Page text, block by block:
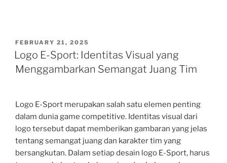
POSTED
ON
FEBRUARY 21, 2025
Logo E-Sport: Identitas Visual yang
Menggambarkan Semangat Juang Tim
Logo E-Sport merupakan salah satu elemen penting
dalam dunia game competitive. Identitas visual dari
logo tersebut dapat memberikan gambaran yang jelas
tentang semangat juang dan karakter tim yang
bersangkutan. Dalam setiap desain logo E-Sport, harus